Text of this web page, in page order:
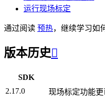
运行现场标定
通过阅读 预热，继续学习如
版本历史
SDK
2.17.0
现场标定功能更